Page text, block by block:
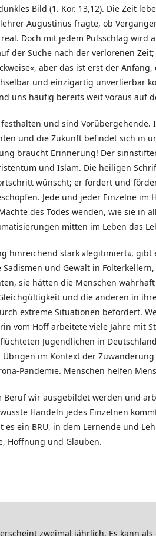
Bild (1. Kor. 13,12). Die Zeit
Augustinus fragte, ob
Doch mit jedem Pulsschlag wird
der Suche nach der verlorenen
aber das ist erst der
und einzigartig unverlierbar
uns häufig bereits weit voraus auf
und sind
und die Zukunft befindet sich in
braucht Erinnerung! Der
und Islam. Die heiligen
wünscht; er fordert und
Jede und jeder Einzelne
des Todes wenden, wie sie in
mitten im Leben das
hinreichend stark »legitimiert«,
und Gewalt in
sie hätten die Menschen
und die anderen in
extreme Situationen befördert.
vom Hoff arbeitete viele Jahre mit
Jugendlichen in
im Kontext der
Pandemie. Menschen helfen
Beruf wir ausgebildet werden und
Handeln jedes Einzelnen
es ein BRU, in dem Lernende und
Hoffnung und Glauben.
erscheint zweimal jährlich. Es kann